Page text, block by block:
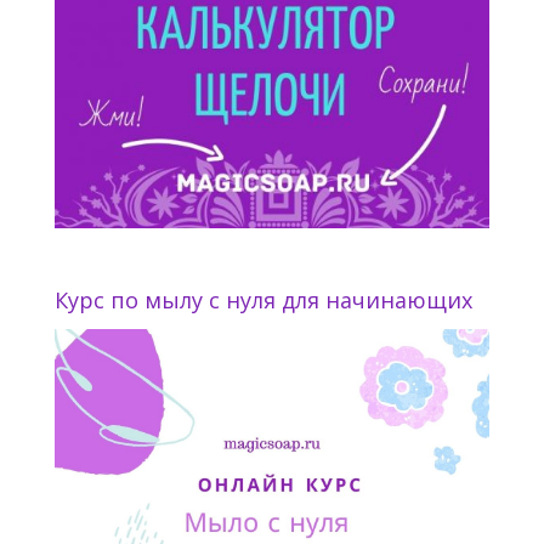
Курс по мылу с нуля для начинающих